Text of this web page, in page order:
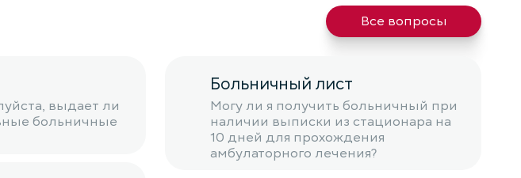
Все вопросы
выдает ли
больничные
Больничный лист
Могу ли я получить больничный при
наличии выписки из стационара на
10 дней для прохождения
амбулаторного лечения?